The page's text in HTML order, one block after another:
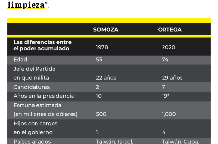
limpieza”.